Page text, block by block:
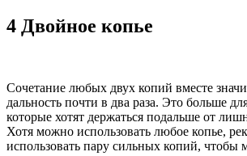
4 Двойное копье
Сочетание любых двух копий вместе
дальность почти в два раза. Это больше
которые хотят держаться подальше от
Хотя можно использовать любое копье,
использовать пару сильных копий, чтобы